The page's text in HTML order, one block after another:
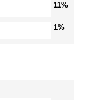
11%
1%